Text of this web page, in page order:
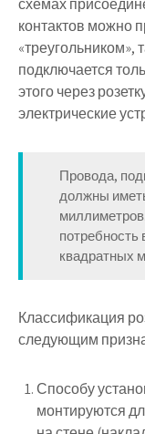
схемах
контактов можно
«треугольником»,
подключается
этого через
электрические
Провода,
должны
потребность
квадратных
Классификация
следующим
Способу
монтируются